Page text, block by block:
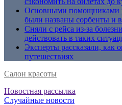
Основными помощниками
были названы сорбенты и
Сняли с рейса из-за
действовать в таких
Эксперты рассказали, как
путешествиях
Салон красоты
Новостная рассылка
Случайные новости